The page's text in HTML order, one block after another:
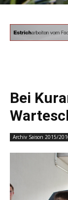
Bei
Archiv Saison 2015/